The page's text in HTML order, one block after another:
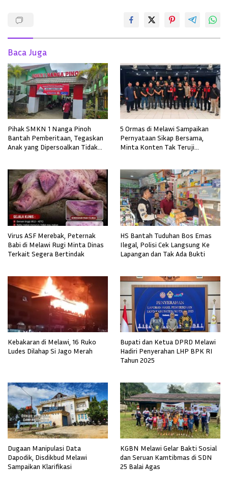
Baca Juga
Pihak SMKN 1 Nanga Pinoh
Bantah Pemberitaan, Tegaskan
Anak yang Dipersoalkan Tidak
5 Ormas di Melawi Sampaikan
Pernyataan Sikap Bersama,
Minta Konten Tak Teruji
Virus ASF Merebak, Peternak
Babi di Melawi Rugi Minta Dinas
Terkait Segera Bertindak
HS Bantah Tuduhan Bos Emas
Ilegal, Polisi Cek Langsung Ke
Lapangan dan Tak Ada Bukti
Kebakaran di Melawi, 16 Ruko
Ludes Dilahap Si Jago Merah
Bupati dan Ketua DPRD Melawi
Hadiri Penyerahan LHP BPK RI
Tahun 2025
Dugaan Manipulasi Data
Dapodik, Disdikbud Melawi
Sampaikan Klarifikasi
KGBN Melawi Gelar Bakti Sosial
dan Seruan Kamtibmas di SDN
25 Balai Agas